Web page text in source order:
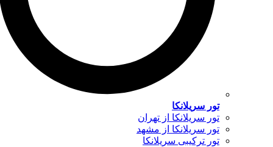
تور سریلانکا
تور سریلانکا از تهران
تور سریلانکا از مشهد
تور ترکیبی سریلانکا